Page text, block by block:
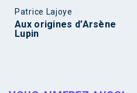
Patrice Lajoye
Aux origines d’Arsène
Lupin